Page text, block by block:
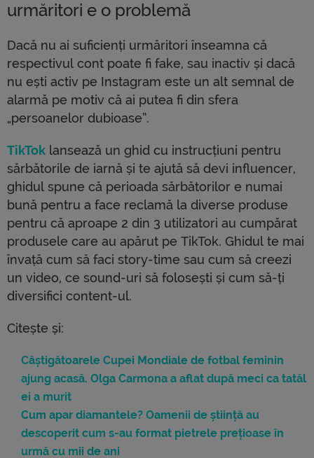
urmăritori e o problemă
Dacă nu ai suficienți urmăritori înseamna că
respectivul cont poate fi fake, sau inactiv și dacă
nu ești activ pe Instagram este un alt semnal de
alarmă pe motiv că ai putea fi din sfera
„persoanelor dubioase”.
TikTok lansează un ghid cu instrucțiuni pentru
sărbătorile de iarnă și te ajută să devi influencer,
ghidul spune că perioada sărbătorilor e numai
bună pentru a face reclamă la diverse produse
pentru că aproape 2 din 3 utilizatori au cumpărat
produsele care au apărut pe TikTok. Ghidul te mai
învață cum să faci story-time sau cum să creezi
un video, ce sound-uri să folosești și cum să-ți
diversifici content-ul.
Citește și:
Câștigătoarele Cupei Mondiale de fotbal feminin
ajung acasă. Olga Carmona a aflat după meci ca tatăl
ei a murit
Cum apar diamantele? Oamenii de știință au
descoperit cum s-au format pietrele prețioase în
urmă cu mii de ani